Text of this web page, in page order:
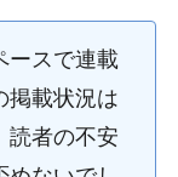
ースで連載
掲載状況は
読者の不安